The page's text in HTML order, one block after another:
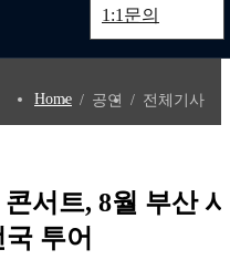
1:1문의
미러볼》 개최
as Art Object》 개최
쥔 손》 개최
Narratives 》 개최
Home 공연 전체기사
서트, 8월 부산 시
투어